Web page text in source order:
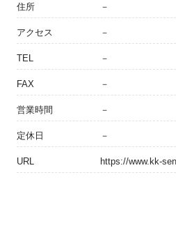
住所 －
アクセス －
TEL －
FAX －
営業時間 －
定休日 －
URL https://www.kk-